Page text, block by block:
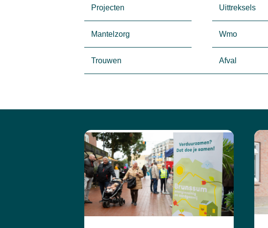
Projecten Uittreksels
Mantelzorg Wmo
Trouwen Afval